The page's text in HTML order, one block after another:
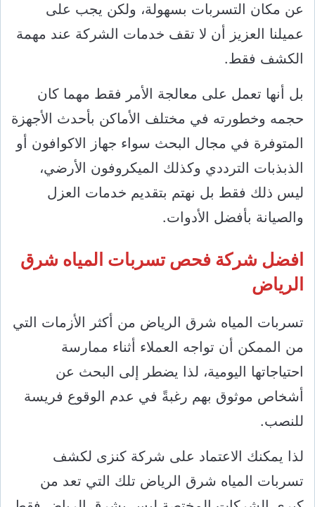
عن مكان التسربات بسهولة، ولكن يجب على
عميلنا العزيز أن لا تقف خدمات الشركة عند مهمة
الكشف فقط.
بل أنها تعمل على معالجة الأمر فقط مهما كان
حجمه وخطورته في مختلف الأماكن بأحدث الأجهزة
المتوفرة في مجال البحث سواء جهاز الاكوافون أو
الذبذبات الترددي وكذلك الميكروفون الأرضي،
ليس ذلك فقط بل نهتم بتقديم خدمات العزل
والصيانة بأفضل الأدوات.
افضل شركة فحص تسربات المياه شرق
الرياض
تسربات المياه شرق الرياض من أكثر الأزمات التي
من الممكن أن تواجه العملاء أثناء ممارسة
احتياجاتها اليومية، لذا يضطر إلى البحث عن
أشخاص موثوق بهم رغبةً في عدم الوقوع فريسة
للنصب.
لذا يمكنك الاعتماد على شركة كنزى لكشف
تسربات المياه شرق الرياض تلك التي تعد من